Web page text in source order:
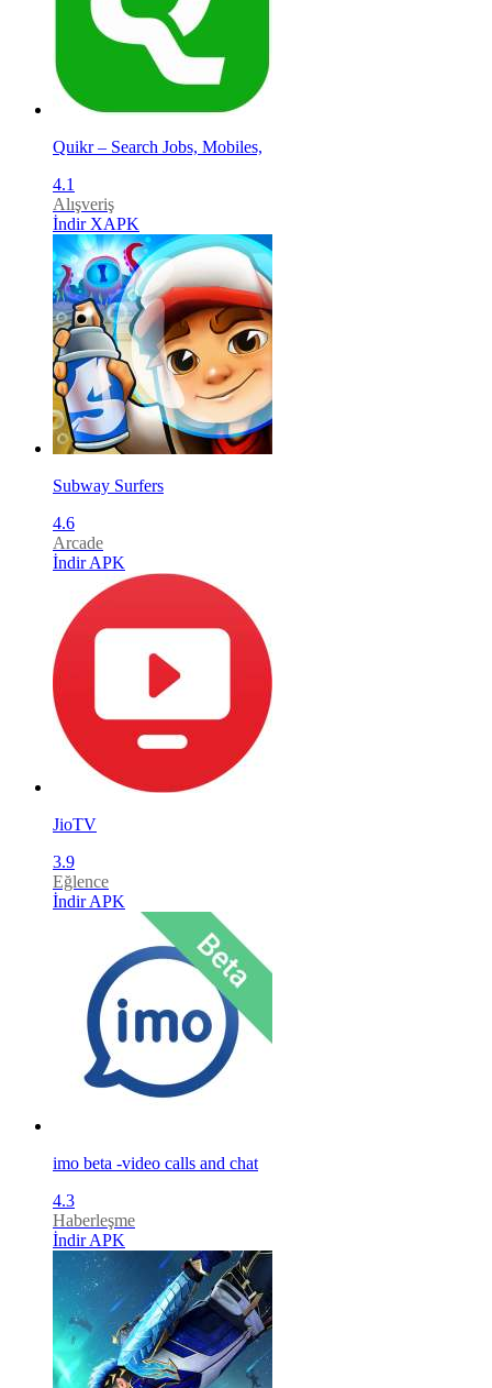
Quikr – Search Jobs, Mobiles,
4.1
Alışveriş
İndir XAPK
Subway Surfers
4.6
Arcade
İndir APK
JioTV
3.9
Eğlence
İndir APK
imo beta -video calls and chat
4.3
Haberleşme
İndir APK